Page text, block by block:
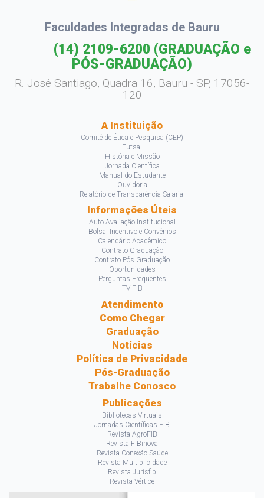
Faculdades Integradas de Bauru
(14) 2109-6200 (GRADUAÇÃO e
PÓS-GRADUAÇÃO)
R. José Santiago, Quadra 16, Bauru - SP, 17056-
120
A Instituição
Comitê de Ética e Pesquisa (CEP)
Futsal
História e Missão
Jornada Científica
Manual do Estudante
Ouvidoria
Relatório de Transparência Salarial
Informações Úteis
Auto Avaliação Institucional
Bolsa, Incentivo e Convênios
Calendário Acadêmico
Contrato Graduação
Contrato Pós Graduação
Oportunidades
Perguntas Frequentes
TV FIB
Atendimento
Como Chegar
Graduação
Notícias
Política de Privacidade
Pós-Graduação
Trabalhe Conosco
Publicações
Bibliotecas Virtuais
Jornadas Científicas FIB
Revista AgroFIB
Revista FIBinova
Revista Conexão Saúde
Revista Multiplicidade
Revista Jurisfib
Revista Vértice